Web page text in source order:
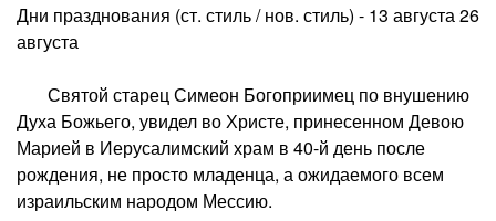
Дни празднования (ст. стиль / нов. стиль) - 13 августа 26
августа
Святой старец Симеон Богоприимец по внушению
Духа Божьего, увидел во Христе, принесенном Девою
Марией в Иерусалимский храм в 40-й день после
рождения, не просто младенца, а ожидаемого всем
израильским народом Мессию.